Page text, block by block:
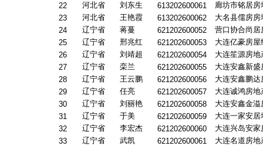
22
河北省 刘东生 613202600061
廊坊市铭居
23
河北省 王艳霞 613202600062
大名县儒房
24
辽宁省 蒋蔓 621202600052
营口协合尚居
25
辽宁省 邢兆红 621202600053
大连亿豪房
26
辽宁省 刘靖超 621202600054
大连笙源房
27
辽宁省 栾兰 621202600055
大连安鑫新
28
辽宁省 王云鹏 621202600056
大连安鑫鹏
29
辽宁省 任亮 621202600057
大连诚鸿房
30
辽宁省 刘丽艳 621202600058
大连安鑫金
31
辽宁省 于美 621202600059
大连一家安
32
辽宁省 李宏杰 621202600060
大连兴岛安
33
辽宁省 武凯 621202600061
大连名道房